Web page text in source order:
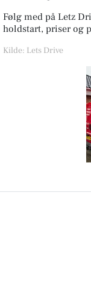
Følg med på Letz
holdstart, priser og
Kilde: Lets Drive